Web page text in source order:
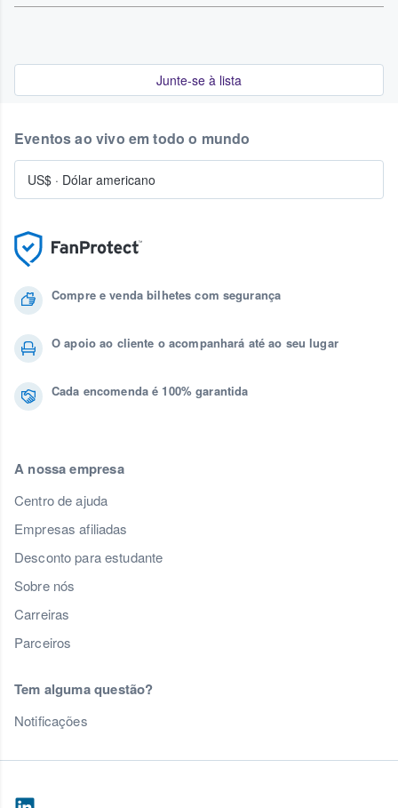
Junte-se à lista
Compre e venda bilhetes com segurança
O apoio ao cliente o acompanhará até ao seu lugar
Cada encomenda é 100% garantida
A nossa empresa
Centro de ajuda
Empresas afiliadas
Desconto para estudante
Sobre nós
Carreiras
Parceiros
Tem alguma questão?
Notificações
Eventos ao vivo em todo o mundo
US$ · Dólar americano